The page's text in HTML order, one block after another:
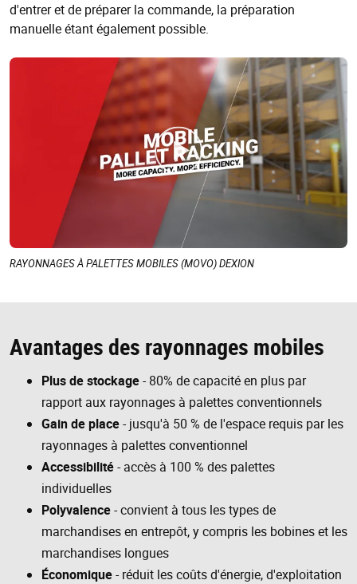
d'entrer et de préparer la commande, la préparation
manuelle étant également possible.
RAYONNAGES À PALETTES MOBILES (MOVO) DEXION
Avantages des rayonnages mobiles
Plus de stockage- 80% de capacité en plus par
rapport aux rayonnages à palettes conventionnels
Gain de place- jusqu'à 50 % de l'espace requis par les
rayonnages à palettes conventionnel
Accessibilité- accès à 100 % des palettes
individuelles
Polyvalence- convient à tous les types de
marchandises en entrepôt, y compris les bobines et les
marchandises longues
Économique- réduit les coûts d'énergie, d'exploitation